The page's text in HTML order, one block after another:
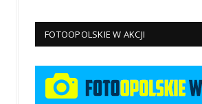
FOTOOPOLSKIE W AKCJI